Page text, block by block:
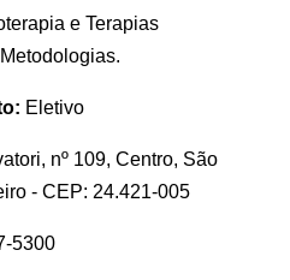
e Terapias
Eletivo
nº 109, Centro, São
- CEP: 24.421-005
5300